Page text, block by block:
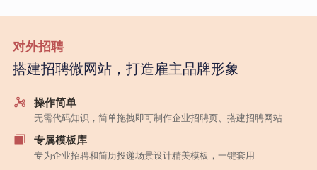
对外招聘
搭建招聘微网站，打造雇主品牌形象
操作简单
无需代码知识，简单拖拽即可制作企业招聘页、搭建招聘网站
专属模板库
专为企业招聘和简历投递场景设计精美模板，一键套用